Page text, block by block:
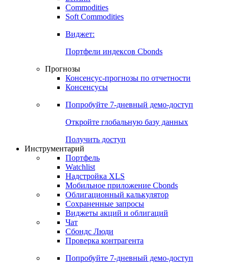
Commodities
Золото
Бензин
Soft Commodities
Виджет:
Портфели индексов Cbonds
Прогнозы
Консенсусы
Попробуйте7-дневный
Откройте глобальную базу данных
Получить доступ
Инструментарий
Портфель
Watchlist
Надстройка XLS
Мобильное приложение Cbonds
Облигационный калькулятор
Сохраненные запросы
Чат